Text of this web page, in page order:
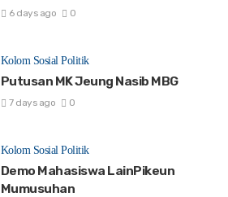
6 days ago 0
Kolom Sosial Politik
Putusan MK Jeung Nasib MBG
7 days ago 0
Kolom Sosial Politik
Demo Mahasiswa LainPikeun
Mumusuhan